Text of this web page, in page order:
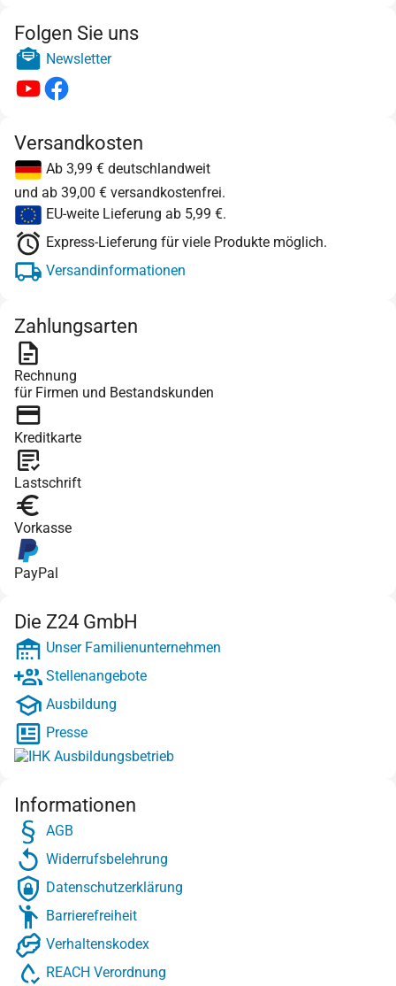
Folgen Sie uns
Newsletter
Versandkosten
Ab 3,99 € deutschlandweit
und ab 39,00 € versandkostenfrei.
EU-weite Lieferung ab 5,99 €.
Express-Lieferung für viele Produkte möglich.
Versandinformationen
Zahlungsarten
Rechnung
für Firmen und Bestandskunden
Kreditkarte
Lastschrift
Vorkasse
PayPal
Die Z24 GmbH
Unser Familienunternehmen
Stellenangebote
Ausbildung
Presse
Informationen
AGB
Widerrufsbelehrung
Datenschutzerklärung
Barrierefreiheit
Verhaltenskodex
REACH Verordnung